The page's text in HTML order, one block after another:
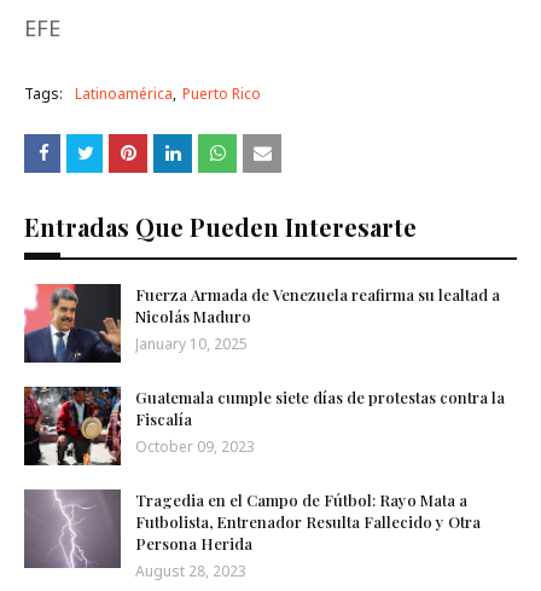
EFE
Tags: Latinoamérica Puerto Rico
Entradas Que Pueden Interesarte
Fuerza Armada de Venezuela reafirma su lealtad a
Nicolás Maduro
January 10, 2025
Guatemala cumple siete días de protestas contra la
Fiscalía
October 09, 2023
Tragedia en el Campo de Fútbol: Rayo Mata a
Futbolista, Entrenador Resulta Fallecido y Otra
Persona Herida
August 28, 2023